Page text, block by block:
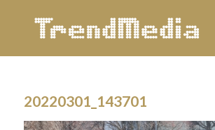
20220301_143701